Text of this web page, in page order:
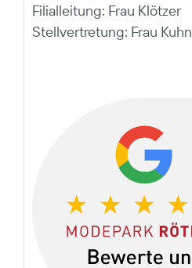
Filialleitung: Frau Klötzer
Stellvertretung: Frau Kuhn